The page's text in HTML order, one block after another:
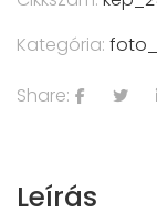
Kategória:
Share:
Leírás